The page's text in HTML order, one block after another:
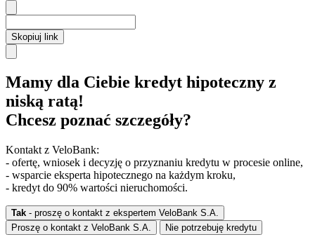
Skopiuj link
Mamy dla Ciebie kredyt hipoteczny z
niską ratą!
Chcesz poznać szczegóły?
Kontakt z VeloBank:
- ofertę, wniosek i decyzję o przyznaniu kredytu w procesie online,
- wsparcie eksperta hipotecznego na każdym kroku,
- kredyt do 90% wartości nieruchomości.
Tak - proszę o kontakt z ekspertem VeloBank S.A.
Proszę o kontakt z VeloBank S.A.
Nie potrzebuję kredytu